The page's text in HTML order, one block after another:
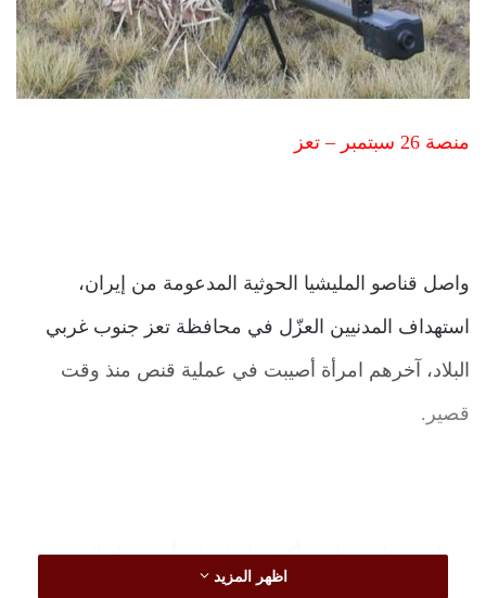
منصة 26 سبتمبر – تعز
واصل قناصو المليشيا الحوثية المدعومة من إيران،
استهداف المدنيين العزّل في محافظة تعز جنوب غربي
البلاد، آخرهم امرأة أصيبت في عملية قنص منذ وقت
قصير.
مصادر محلية وطبية، أكدت إصابة امرأة، مساء اليوم
اظهر المزيد